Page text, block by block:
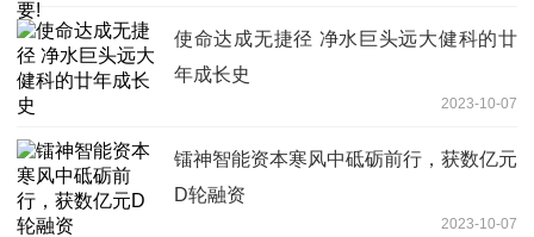
使命达成无捷径 净水巨头远大健科的廿
年成长史
2023-10-07
镭神智能资本寒风中砥砺前行，获数亿元
D轮融资
2023-10-07